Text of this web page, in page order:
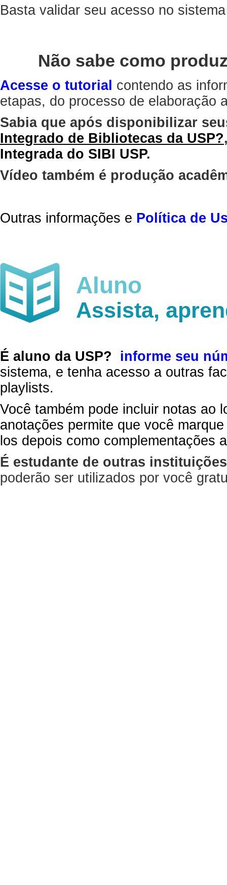
Basta validar seu acesso no
Não sabe como
Acesse o tutorial contendo as
etapas, do processo de elaboração
Sabia que após disponibilizar
Integrado de Bibliotecas da USP?
Integrada do SIBI USP.
Vídeo também é produção
Outras informações e Política de
Aluno
Assista,
É aluno da USP?
informe seu
sistema, e tenha acesso a outras
playlists.
Você também pode incluir notas ao
anotações permite que você
los depois como complementações
É estudante de outras
poderão ser utilizados por você